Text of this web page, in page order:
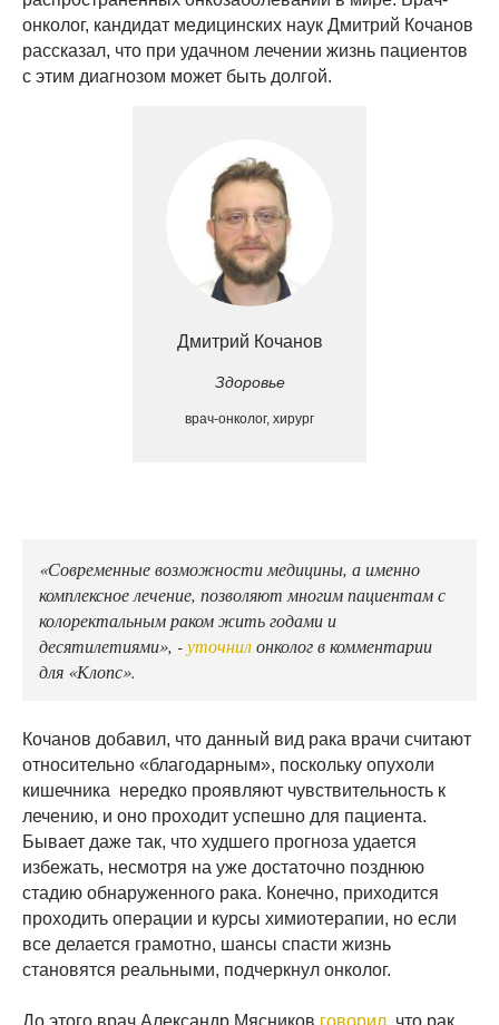
онколог, кандидат медицинских наук Дмитрий Кочанов
рассказал, что при удачном лечении жизнь пациентов
с этим диагнозом может быть долгой.
Дмитрий Кочанов
Здоровье
врач-онколог, хирург
«Современные возможности медицины, а именно
комплексное лечение, позволяют многим пациентам с
колоректальным раком жить годами и
десятилетиями», -уточнилонколог в комментарии
для «Клопс».
Кочанов добавил, что данный вид рака врачи считают
относительно «благодарным», поскольку опухоли
кишечника нередко проявляют чувствительность к
лечению, и оно проходит успешно для пациента.
Бывает даже так, что худшего прогноза удается
избежать, несмотря на уже достаточно позднюю
стадию обнаруженного рака. Конечно, приходится
проходить операции и курсы химиотерапии, но если
все делается грамотно, шансы спасти жизнь
становятся реальными, подчеркнул онколог.